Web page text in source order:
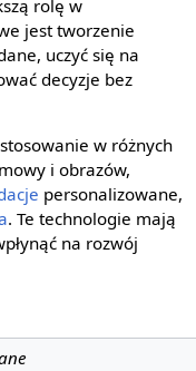
rolę w
jest tworzenie
uczyć się na
decyzje bez
w różnych
i obrazów,
personalizowane,
. Te technologie mają
na rozwój